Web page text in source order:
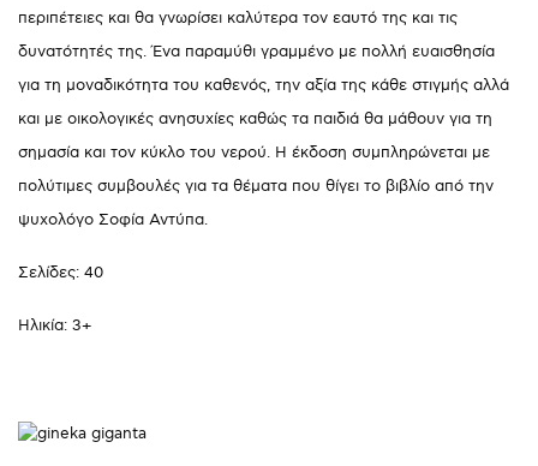
περιπέτειες και θα γνωρίσει καλύτερα τον εαυτό της και τις
δυνατότητές της. Ένα παραμύθι γραμμένο με πολλή ευαισθησία
για τη μοναδικότητα του καθενός, την αξία της κάθε στιγμής αλλά
και με οικολογικές ανησυχίες καθώς τα παιδιά θα μάθουν για τη
σημασία και τον κύκλο του νερού. Η έκδοση συμπληρώνεται με
πολύτιμες συμβουλές για τα θέματα που θίγει το βιβλίο από την
ψυχολόγο Σοφία Αντύπα.
Σελίδες: 40
Ηλικία: 3+